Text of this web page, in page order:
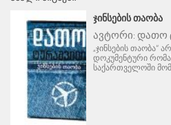
ᲯᲘᲜᲡᲔᲑᲘᲡ ᲗᲐᲝᲑᲐ
ავტორი: დათო
„ჯინსების თაობა“
დოკუმენტური
საქართველოში